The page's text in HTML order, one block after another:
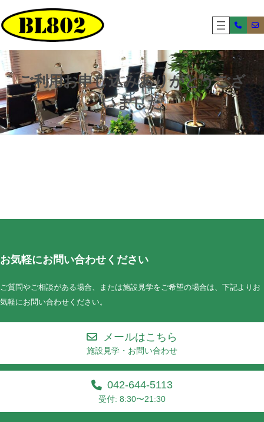
容
を
ス
キ
ッ
プ
ご利用お申し込みありがとうござ
いました
お気軽にお問い合わせください
ご質問やご相談がある場合、または施設見学をご希望の場合は、下記よりお
気軽にお問い合わせください。
メールはこちら
施設見学・お問い合わせ
042-644-5113
受付: 8:30〜21:30